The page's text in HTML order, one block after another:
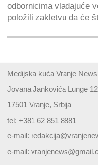
odbornicima vladajuće
položili zakletvu da će
Medijska kuća Vranje News
Jovana Jankovića Lunge
17501 Vranje, Srbija
tel: +381 62 851 8881
e-mail:
e-mail: